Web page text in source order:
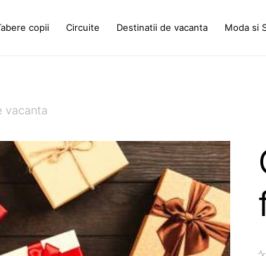
copii Circuite Destinatii de vacanta Moda si
vacanta